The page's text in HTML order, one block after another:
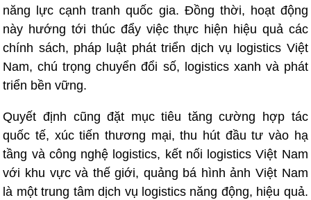
năng lực cạnh tranh quốc gia. Đồng thời, hoạt động
này hướng tới thúc đẩy việc thực hiện hiệu quả các
chính sách, pháp luật phát triển dịch vụ logistics Việt
Nam, chú trọng chuyển đổi số, logistics xanh và phát
triển bền vững.
Quyết định cũng đặt mục tiêu tăng cường hợp tác
quốc tế, xúc tiến thương mại, thu hút đầu tư vào hạ
tầng và công nghệ logistics, kết nối logistics Việt Nam
với khu vực và thế giới, quảng bá hình ảnh Việt Nam
là một trung tâm dịch vụ logistics năng động, hiệu quả.